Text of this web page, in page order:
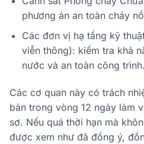
phương án an toàn cháy
Các đơn vị hạ tầng kỹ
viễn thông): kiểm tra khả
nước và an toàn công trình.
Các cơ quan này có trách
bản trong vòng 12 ngày làm
sơ. Nếu quá thời hạn mà
được xem như đã đồng ý,